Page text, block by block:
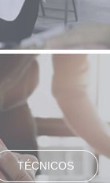
TÉCNICOS